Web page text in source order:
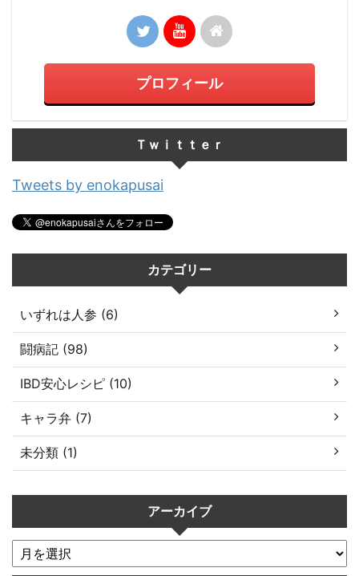
プロフィール
Ｔｗｉｔｔｅｒ
Tweets by enokapusai
カテゴリー
いずれは人参 (6)
闘病記 (98)
IBD安心レシピ (10)
キャラ弁 (7)
未分類 (1)
アーカイブ